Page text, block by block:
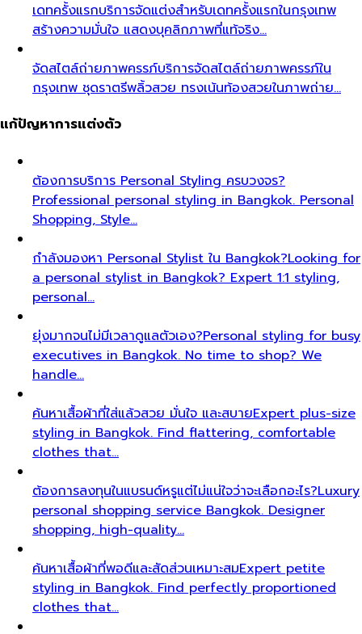
เดทครั้งแรกบริการจัดแต่งสำหรับเดทครั้งแรกในกรุงเทพ
สร้างความมั่นใจ แสดงบุคลิกภาพที่แท้จริง…
จัดสไตล์ถ่ายภาพครรภ์บริการจัดสไตล์ถ่ายภาพครรภ์ใน
กรุงเทพ ชุดราตรีพลิ้วสวย ทรงเน้นท้องสวยในภาพถ่าย…
แก้ปัญหาการแต่งตัว
ต้องการบริการ Personal Styling ครบวงจร?
Professional personal styling in Bangkok. Personal
Shopping, Style…
กำลังมองหา Personal Stylist ใน Bangkok?Looking for
a personal stylist in Bangkok? Expert 1:1 styling,
personal…
ยุ่งมากจนไม่มีเวลาดูแลตัวเอง?Personal styling for busy
executives in Bangkok. No time to shop? We
handle…
ค้นหาเสื้อผ้าที่ใส่แล้วสวย มั่นใจ และสบายExpert plus-size
styling in Bangkok. Find flattering, comfortable
clothes that…
ต้องการลงทุนในแบรนด์หรูแต่ไม่แน่ใจว่าจะเลือกอะไร?Luxury
personal shopping service Bangkok. Designer
shopping, high-quality…
ค้นหาเสื้อผ้าที่พอดีและสัดส่วนเหมาะสมExpert petite
styling in Bangkok. Find perfectly proportioned
clothes that…